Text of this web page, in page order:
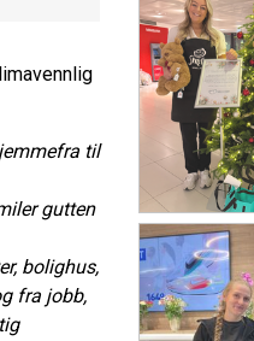
til
gutten
bolighus,
fra jobb,